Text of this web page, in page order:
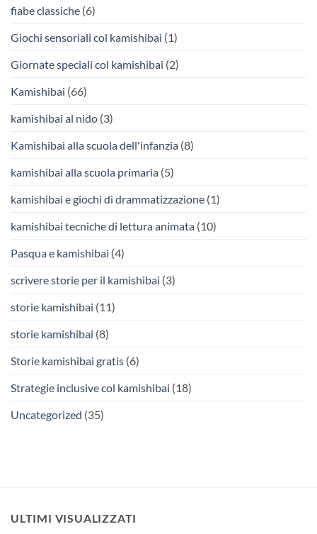
fiabe classiche (6)
Giochi sensoriali col kamishibai (1)
Giornate speciali col kamishibai (2)
Kamishibai (66)
kamishibai al nido (3)
Kamishibai alla scuola dell'infanzia (8)
kamishibai alla scuola primaria (5)
kamishibai e giochi di drammatizzazione (1)
kamishibai tecniche di lettura animata (10)
Pasqua e kamishibai (4)
scrivere storie per il kamishibai (3)
storie kamishibai (11)
storie kamishibai (8)
Storie kamishibai gratis (6)
Strategie inclusive col kamishibai (18)
Uncategorized (35)
ULTIMI VISUALIZZATI